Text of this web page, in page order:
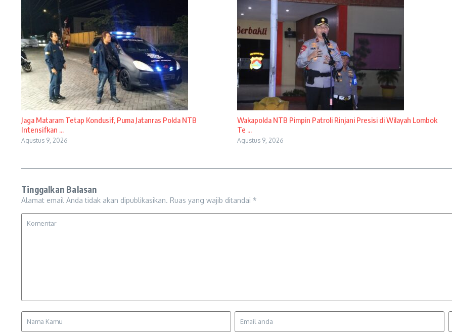
Jaga Mataram Tetap Kondusif, Puma Jatanras Polda NTB
Intensifkan ...
Agustus 9, 2026
Wakapolda NTB Pimpin Patroli Rinjani Presisi di Wilayah Lombok
Te ...
Agustus 9, 2026
Tinggalkan Balasan
Alamat email Anda tidak akan dipublikasikan. Ruas yang wajib ditandai *